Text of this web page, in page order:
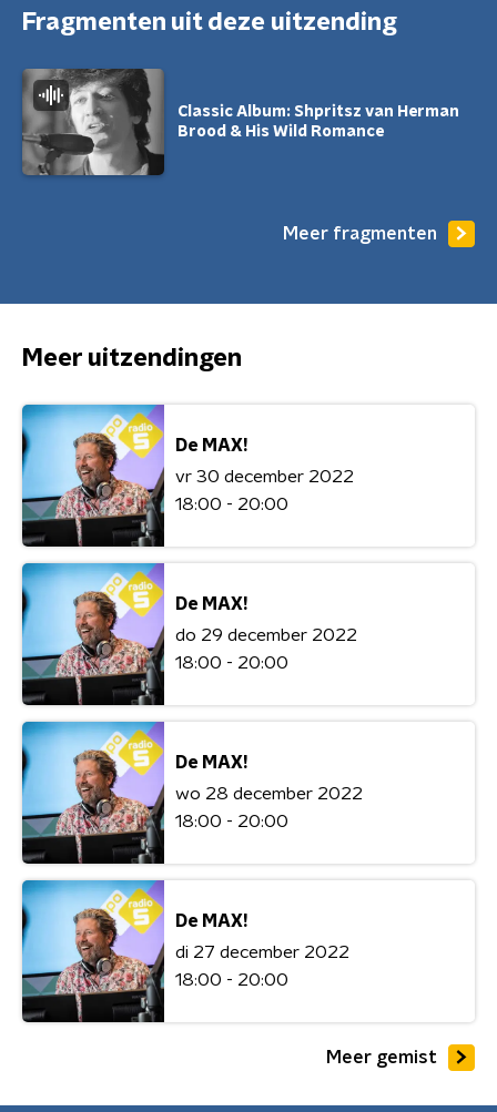
Fragmenten uit deze uitzending
Classic Album: Shpritsz van Herman
Brood & His Wild Romance
Meer fragmenten
Meer uitzendingen
De MAX!
vr 30 december 2022
18:00 - 20:00
De MAX!
do 29 december 2022
18:00 - 20:00
De MAX!
wo 28 december 2022
18:00 - 20:00
De MAX!
di 27 december 2022
18:00 - 20:00
Meer gemist